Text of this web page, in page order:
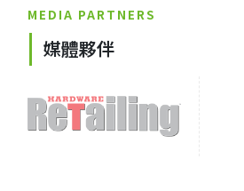
MEDIA PARTNERS
媒體夥伴